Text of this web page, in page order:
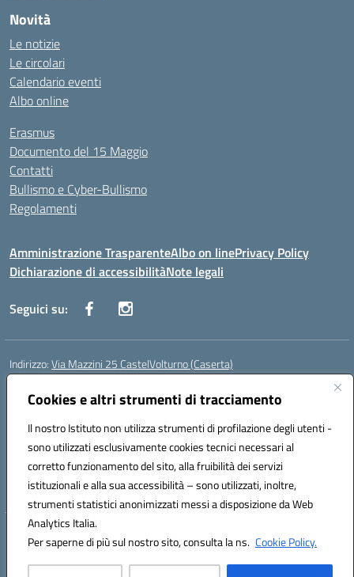
Cookies e altri strumenti di tracciamento
Il nostro Istituto non utilizza strumenti di profilazione degli utenti -
sono utilizzati esclusivamente cookies tecnici necessari al
corretto funzionamento del sito, alla fruibilità dei servizi
istituzionali e alla sua accessibilità – sono utilizzati, inoltre,
strumenti statistici anonimizzati messi a disposizione da Web
Analytics Italia.
Per saperne di più sul nostro sito, consulta la ns. Cookie Policy.
Novità
Le notizie
Le circolari
Calendario eventi
Albo online
Erasmus
Documento del 15 Maggio
Contatti
Bullismo e Cyber-Bullismo
Regolamenti
Amministrazione TrasparenteAlbo on linePrivacy Policy
Dichiarazione di accessibilitàNote legali
Seguici su:
Indirizzo:Via Mazzini 25 CastelVolturno (Caserta)
Centralino:
Posta elettronica certificata (PEC):ceis014005@pec.istruzione.it
Codice fiscale: 93063510619
Codice meccanografico:CEIS014005
Codice Indice delle Pubbliche Amministrazioni (IPA): istsc_ceis014005
Codice unico di fatturazione (CUF): UOU8EW
Hosting & Powered by 3D Solution S.r.l.
Concept & Design by Designers Italia